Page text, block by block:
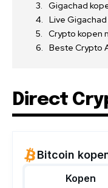
Gigachad
Live
Crypto kopen
Beste Crypto
Direct